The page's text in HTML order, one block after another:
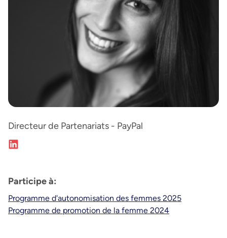
Directeur de Partenariats - PayPal
Participe à:
Programme d'autonomisation des femmes 2025
Programme de promotion de la femme 2024